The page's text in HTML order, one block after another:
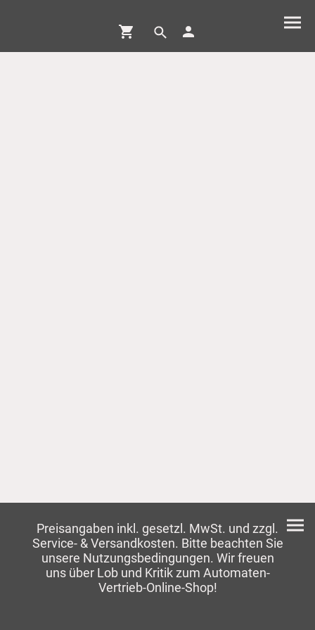
Preisangaben inkl. gesetzl. MwSt. und zzgl.
Service- & Versandkosten. Bitte beachten Sie
unsere Nutzungsbedingungen. Wir freuen
uns über Lob und Kritik zum Automaten-
Vertrieb-Online-Shop!